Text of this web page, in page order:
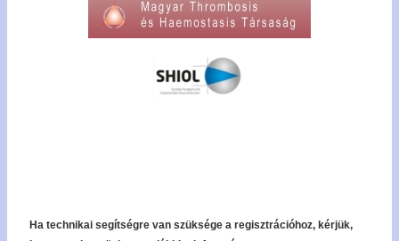
Ha technikai segítségre van szüksége a regisztrációhoz, kérjük,